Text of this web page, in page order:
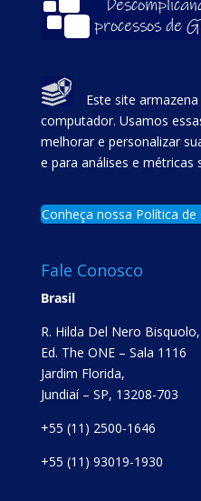
Este site
computador. Usamos
melhorar e personalizar
e para análises e métricas
Conheça nossa Política de
Fale Conosco
Brasil
R. Hilda Del Nero
Ed. The ONE – Sala 1116
Jardim Florida,
Jundiaí – SP, 13208-703
+55 (11) 2500-1646
+55 (11) 93019-1930